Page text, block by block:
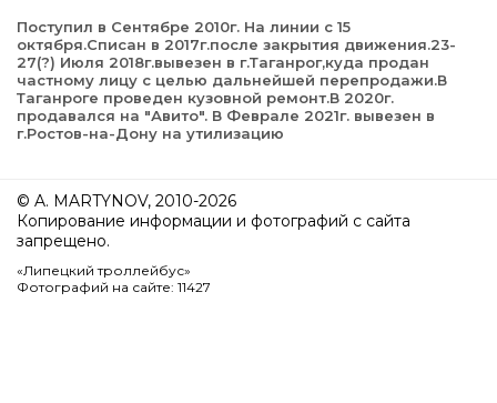
Поступил в Сентябре 2010г. На линии с 15
октября.Списан в 2017г.после закрытия движения.23-
27(?) Июля 2018г.вывезен в г.Таганрог,куда продан
частному лицу с целью дальнейшей перепродажи.В
Таганроге проведен кузовной ремонт.В 2020г.
продавался на "Авито". В Феврале 2021г. вывезен в
г.Ростов-на-Дону на утилизацию
© A. MARTYNOV, 2010-2026
Копирование информации и фотографий с сайта
запрещено.
«Липецкий троллейбус»
Фотографий на сайте: 11427